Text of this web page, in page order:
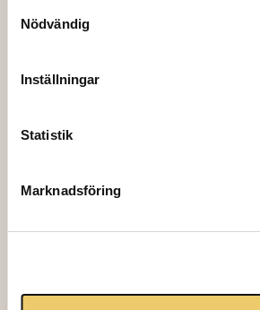
Nödvändig
Inställningar
Statistik
Marknadsföring
PLATE, Variace flat Ø24 cm
3,95kr